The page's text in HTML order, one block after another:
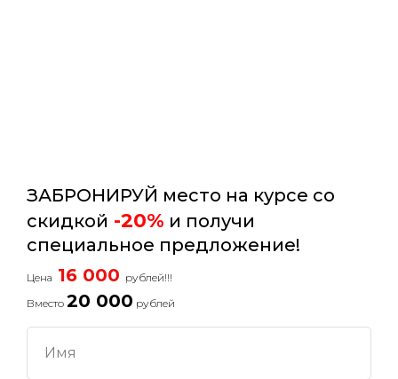
ЗАБРОНИРУЙ место на курсе со
скидкой -20% и получи
специальное предложение!
Цена 16 000 рублей!!!
Вместо 20 000 рублей
Имя
(c) Академия TNDM, 2025